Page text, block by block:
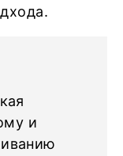
и